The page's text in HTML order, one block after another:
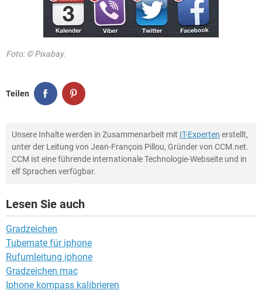
Foto: © Pixabay.
Teilen
Unsere Inhalte werden in Zusammenarbeit mit IT-Experten erstellt,
unter der Leitung von Jean-François Pillou, Gründer von CCM.net.
CCM ist eine führende internationale Technologie-Webseite und in
elf Sprachen verfügbar.
Lesen Sie auch
Gradzeichen
Tubemate für iphone
Rufumleitung iphone
Gradzeichen mac
Iphone kompass kalibrieren